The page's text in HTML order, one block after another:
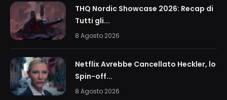
THQ Nordic Showcase 2026: Recap di
Tutti gli...
8 Agosto 2026
Netflix Avrebbe Cancellato Heckler, lo
Spin-off...
8 Agosto 2026